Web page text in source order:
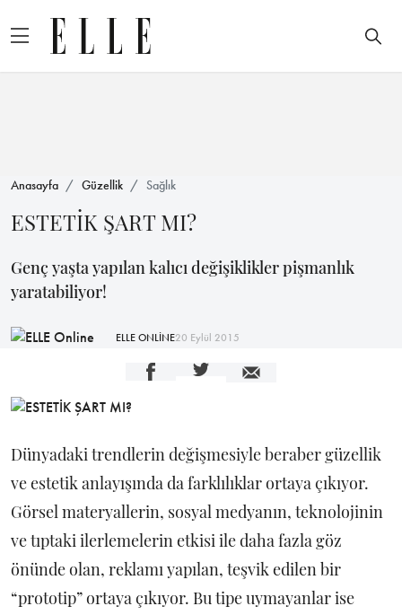
Anasayfa Güzellik Sağlık
ESTETİK ŞART MI?
Genç yaşta yapılan kalıcı değişiklikler pişmanlık
yaratabiliyor!
ELLE ONLİNE20 Eylül 2015
Dünyadaki trendlerin değişmesiyle beraber güzellik
ve estetik anlayışında da farklılıklar ortaya çıkıyor.
Görsel materyallerin, sosyal medyanın, teknolojinin
ve tıptaki ilerlemelerin etkisi ile daha fazla göz
önünde olan, reklamı yapılan, teşvik edilen bir
“prototip” ortaya çıkıyor. Bu tipe uymayanlar ise